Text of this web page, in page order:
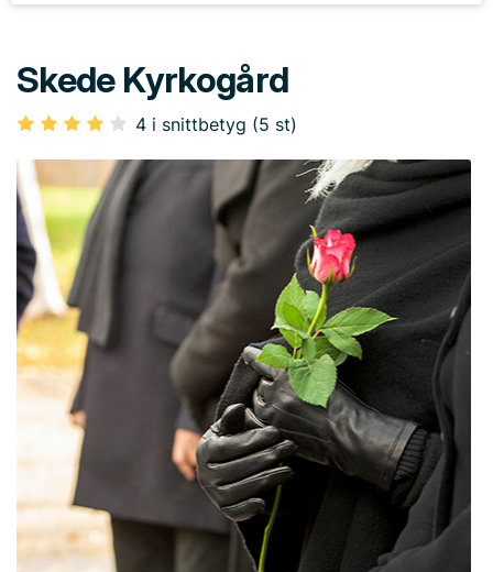
Skede Kyrkogård
4 i snittbetyg (5 st)